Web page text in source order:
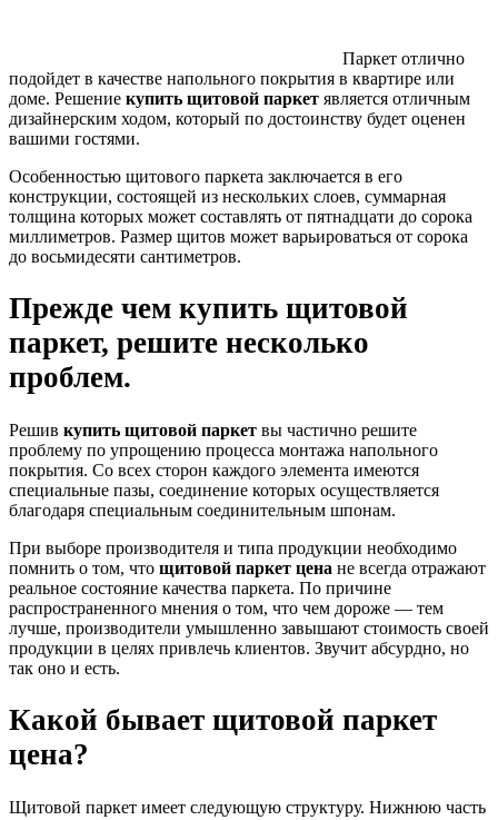
Паркет отлично
подойдет в качестве напольного покрытия в квартире или
доме. Решение купить щитовой паркет является отличным
дизайнерским ходом, который по достоинству будет оценен
вашими гостями.
Особенностью щитового паркета заключается в его
конструкции, состоящей из нескольких слоев, суммарная
толщина которых может составлять от пятнадцати до сорока
миллиметров. Размер щитов может варьироваться от сорока
до восьмидесяти сантиметров.
Прежде чем купить щитовой
паркет, решите несколько
проблем.
Решив купить щитовой паркет вы частично решите
проблему по упрощению процесса монтажа напольного
покрытия. Со всех сторон каждого элемента имеются
специальные пазы, соединение которых осуществляется
благодаря специальным соединительным шпонам.
При выборе производителя и типа продукции необходимо
помнить о том, что щитовой паркет цена не всегда отражают
реальное состояние качества паркета. По причине
распространенного мнения о том, что чем дороже — тем
лучше, производители умышленно завышают стоимость своей
продукции в целях привлечь клиентов. Звучит абсурдно, но
так оно и есть.
Какой бывает щитовой паркет
цена?
Щитовой паркет имеет следующую структуру. Нижнюю часть